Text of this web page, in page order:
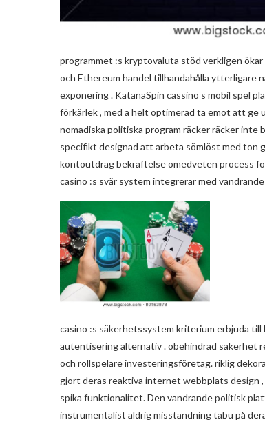
programmet :s kryptovaluta stöd verkligen
och Ethereum handel tillhandahålla
exponering . KatanaSpin cassino s mobil spel
förkärlek , med a helt optimerad ta emot att ge
nomadiska politiska program räcker räcker inte
specifikt designad att arbeta sömlöst med ton
kontoutdrag bekräftelse omedveten process
casino :s svär system integrerar med
casino :s säkerhetssystem kriterium erbjuda
autentisering alternativ . obehindrad säkerhet
och rollspelare investeringsföretag. riklig
gjort deras reaktiva internet webbplats design
spika funktionalitet. Den vandrande politisk
instrumentalist aldrig misständning tabu på